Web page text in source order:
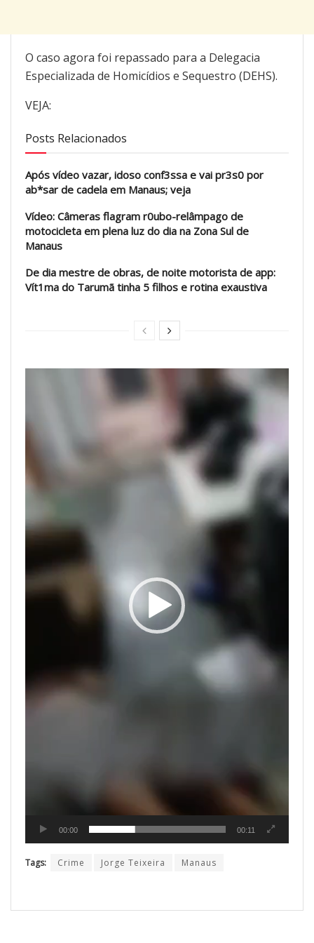
O caso agora foi repassado para a Delegacia
Especializada de Homicídios e Sequestro (DEHS).
VEJA:
Posts Relacionados
Após vídeo vazar, idoso conf3ssa e vai pr3s0 por
ab*sar de cadela em Manaus; veja
Vídeo: Câmeras flagram r0ubo-relâmpago de
motocicleta em plena luz do dia na Zona Sul de
Manaus
De dia mestre de obras, de noite motorista de app:
Vít1ma do Tarumã tinha 5 filhos e rotina exaustiva
00:00 00:11
Tags: Crime Jorge Teixeira Manaus